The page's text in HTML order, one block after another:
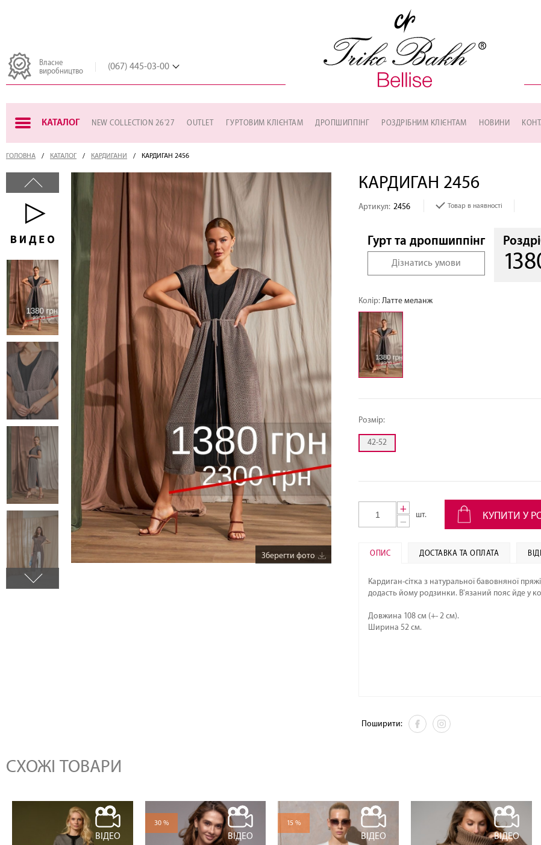
Власне
виробництво
(067) 445-03-00
КАТАЛОГ NEW COLLECTION 26'27 OUTLET ГУРТОВИМ КЛІЄНТАМ ДРОПШИППІНГ РОЗДРІБНИМ КЛІЄНТАМ НОВИНИ
ГОЛОВНА КАТАЛОГ КАРДИГАНИ КАРДИГАН 2456
Зберегти фото
КАРДИГАН 2456
Артикул: 2456 Товар в наявності
Гурт та дропшиппінг
Дізнатись умови
Колір: Латте меланж
Розмір:
42-52
+
−
шт. КУПИТИ У
ОПИС ДОСТАВКА ТА ОПЛАТА
Кардиган-сітка з натуральної бавовняної
додасть йому родзинки. В'язаний пояс йде у
Довжина 108 см (+- 2 см).
Ширина 52 см.
Поширити:
СХОЖІ ТОВАРИ
ВІДЕО
30 %
ВІДЕО
15 %
ВІДЕО ВІДЕО